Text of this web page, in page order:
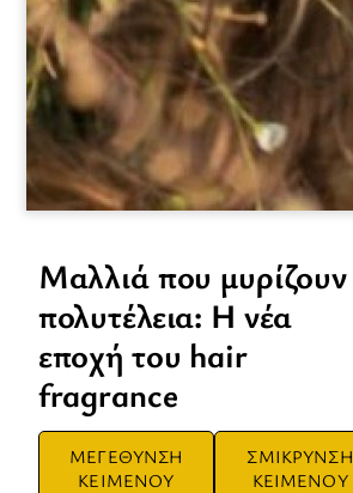
Μαλλιά που μυρίζουν
πολυτέλεια: Η νέα
εποχή του hair
fragrance
ΜΕΓΕΘΥΝΣΗ
ΚΕΙΜΕΝΟΥ
ΣΜΙΚΡΥΝΣΗ
ΚΕΙΜΕΝΟΥ